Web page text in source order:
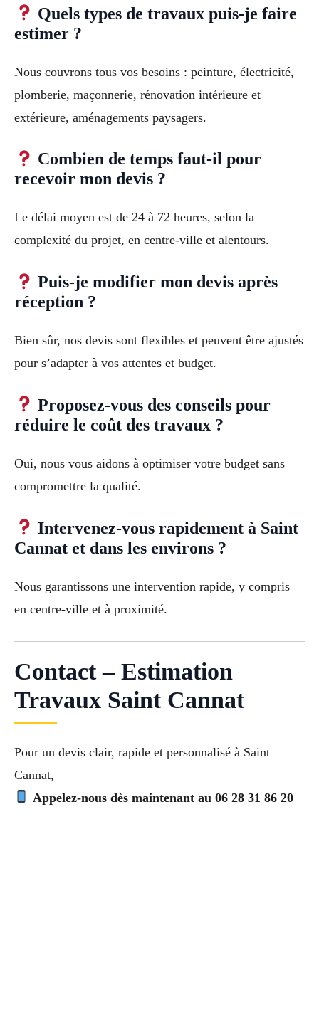
Quels types de travaux puis-je faire
estimer ?
Nous couvrons tous vos besoins : peinture, électricité,
plomberie, maçonnerie, rénovation intérieure et
extérieure, aménagements paysagers.
Combien de temps faut-il pour
recevoir mon devis ?
Le délai moyen est de 24 à 72 heures, selon la
complexité du projet, en centre-ville et alentours.
Puis-je modifier mon devis après
réception ?
Bien sûr, nos devis sont flexibles et peuvent être ajustés
pour s’adapter à vos attentes et budget.
Proposez-vous des conseils pour
réduire le coût des travaux ?
Oui, nous vous aidons à optimiser votre budget sans
compromettre la qualité.
Intervenez-vous rapidement à Saint
Cannat et dans les environs ?
Nous garantissons une intervention rapide, y compris
en centre-ville et à proximité.
Contact – Estimation
Travaux Saint Cannat
Pour un devis clair, rapide et personnalisé à Saint
Cannat,
Appelez-nous dès maintenant au 06 28 31 86 20